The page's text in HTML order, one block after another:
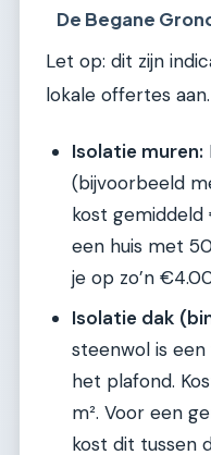
De Begane
Let op: dit zijn
lokale offertes aan.
Isolatie muren:
(bijvoorbeeld
kost
een huis met
je op zo’n
Isolatie dak
steenwol is
het plafond.
m². Voor een
kost dit tussen